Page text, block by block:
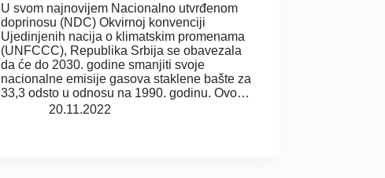
U svom najnovijem Nacionalno utvrđenom
doprinosu (NDC) Okvirnoj konvenciji
Ujedinjenih nacija o klimatskim promenama
(UNFCCC), Republika Srbija se obavezala
da će do 2030. godine smanjiti svoje
nacionalne emisije gasova staklene bašte za
33,3 odsto u odnosu na 1990. godinu. Ovo…
20.11.2022